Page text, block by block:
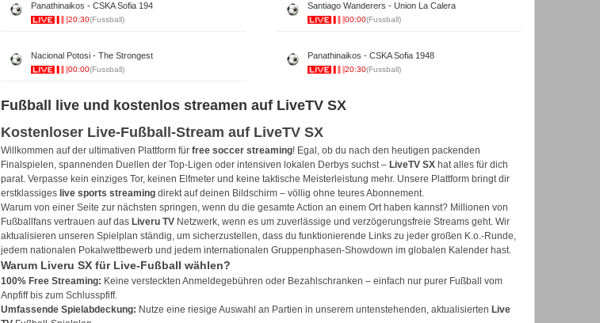
Panathinaikos - CSKA Sofia 194
20:30(Fussball)
Santiago Wanderers - Union La Calera
00:00(Fussball)
Nacional Potosi - The Strongest
00:00(Fussball)
Panathinaikos - CSKA Sofia 1948
20:30(Fussball)
Fußball live und kostenlos streamen auf LiveTV SX
Kostenloser Live-Fußball-Stream auf LiveTV SX
Willkommen auf der ultimativen Plattform für free soccer streaming! Egal, ob du nach den heutigen packenden
Finalspielen, spannenden Duellen der Top-Ligen oder intensiven lokalen Derbys suchst – LiveTV SX hat alles für dich
parat. Verpasse kein einziges Tor, keinen Elfmeter und keine taktische Meisterleistung mehr. Unsere Plattform bringt dir
erstklassiges live sports streaming direkt auf deinen Bildschirm – völlig ohne teures Abonnement.
Warum von einer Seite zur nächsten springen, wenn du die gesamte Action an einem Ort haben kannst? Millionen von
Fußballfans vertrauen auf das Liveru TV Netzwerk, wenn es um zuverlässige und verzögerungsfreie Streams geht. Wir
aktualisieren unseren Spielplan ständig, um sicherzustellen, dass du funktionierende Links zu jeder großen K.o.-Runde,
jedem nationalen Pokalwettbewerb und jedem internationalen Gruppenphasen-Showdown im globalen Kalender hast.
Warum Liveru SX für Live-Fußball wählen?
100% Free Streaming: Keine versteckten Anmeldegebühren oder Bezahlschranken – einfach nur purer Fußball vom
Anpfiff bis zum Schlusspfiff.
Umfassende Spielabdeckung: Nutze eine riesige Auswahl an Partien in unserem untenstehenden, aktualisierten Live